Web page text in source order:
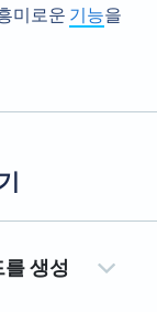
미로운 기능을
생성